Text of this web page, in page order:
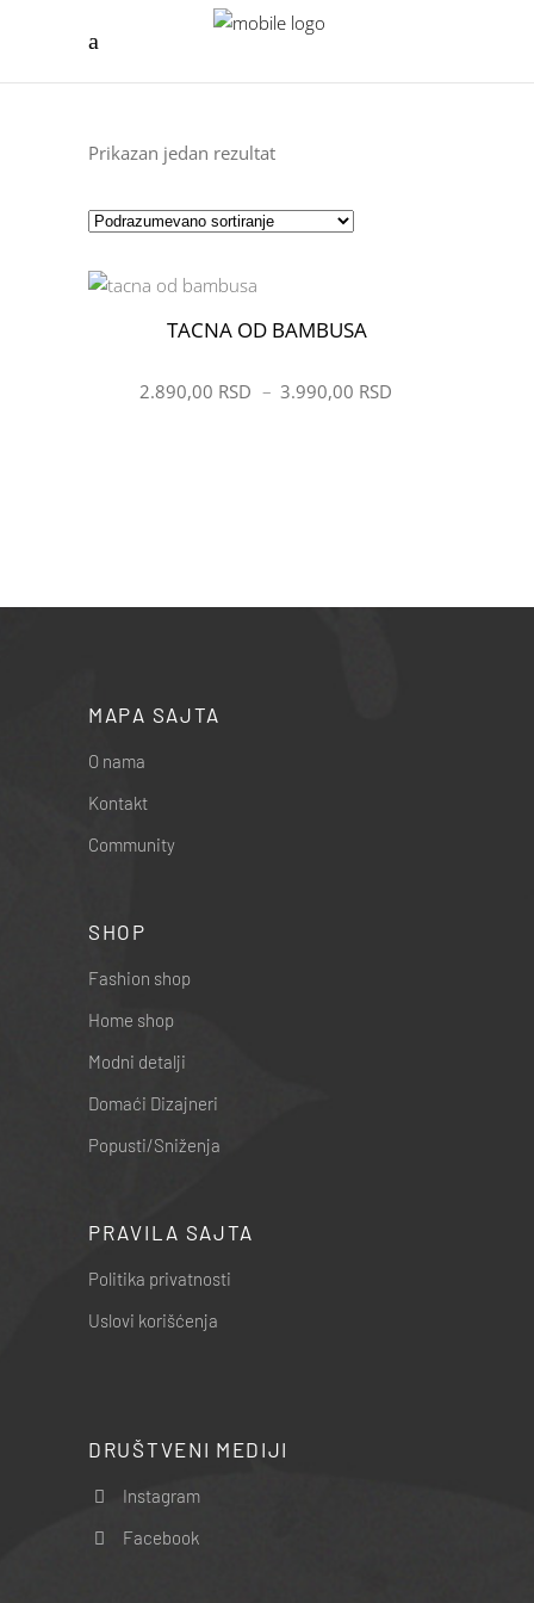
Prikazan jedan rezultat
ŽELIMTACNA OD BAMBUSA
2.890,00 RSD – 3.990,00 RSD
MAPA SAJTA
O nama
Kontakt
Community
SHOP
Fashion shop
Home shop
Modni detalji
Domaći Dizajneri
Popusti/Sniženja
PRAVILA SAJTA
Politika privatnosti
Uslovi korišćenja
DRUŠTVENI MEDIJI
Instagram
Facebook